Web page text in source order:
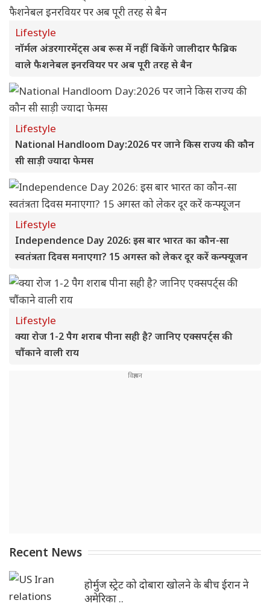
Lifestyle
नॉर्मल अंडरगारमेंट्स अब रूस में नहीं बिकेंगे जालीदार फैब्रिक
वाले फैशनेबल इनरवियर पर अब पूरी तरह से बैन
Lifestyle
National Handloom Day:2026 पर जाने किस राज्य की कौन
सी साड़ी ज्यादा फेमस
Lifestyle
Independence Day 2026: इस बार भारत का कौन-सा
स्वतंत्रता दिवस मनाएगा? 15 अगस्त को लेकर दूर करें कन्फ्यूजन
Lifestyle
क्या रोज 1-2 पैग शराब पीना सही है? जानिए एक्सपर्ट्स की
चौंकाने वाली राय
Recent News
होर्मुज स्ट्रेट को दोबारा खोलने के बीच ईरान ने
अमेरिका ..